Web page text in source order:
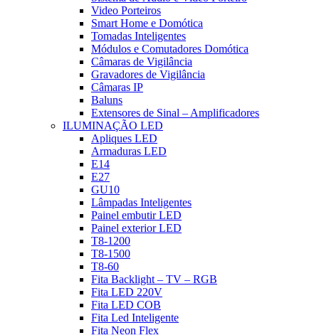
Video Porteiros
Smart Home e Domótica
Tomadas Inteligentes
Módulos e Comutadores Domótica
Câmaras de Vigilância
Gravadores de Vigilância
Câmaras IP
Baluns
Extensores de Sinal – Amplificadores
ILUMINAÇÃO LED
Apliques LED
Armaduras LED
E14
E27
GU10
Lâmpadas Inteligentes
Painel embutir LED
Painel exterior LED
T8-1200
T8-1500
T8-60
Fita Backlight – TV – RGB
Fita LED 220V
Fita LED COB
Fita Led Inteligente
Fita Neon Flex